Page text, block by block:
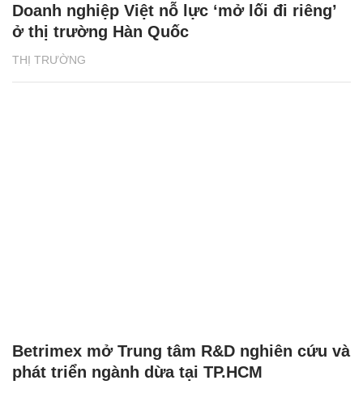
THỊ TRƯỜNG
Doanh nghiệp Việt nỗ lực ‘mở lối đi riêng’
ở thị trường Hàn Quốc
Betrimex mở Trung tâm R&D nghiên cứu và
phát triển ngành dừa tại TP.HCM